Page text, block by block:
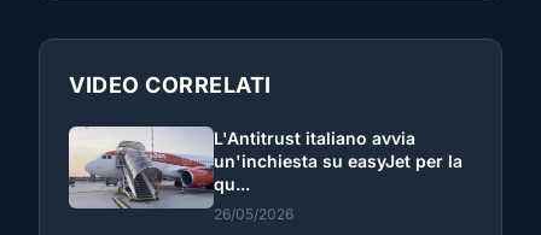
VIDEO CORRELATI
L'Antitrust italiano avvia
un'inchiesta su easyJet per la
qu...
26/05/2026